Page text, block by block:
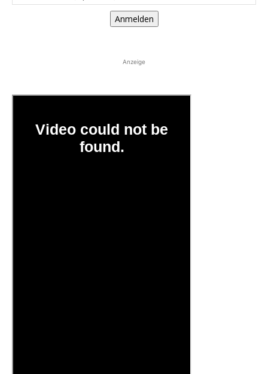
Anmelden
Anzeige